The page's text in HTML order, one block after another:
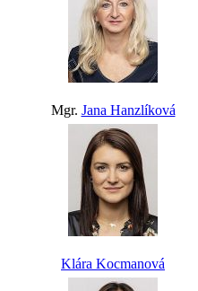
Mgr. Jana Hanzlíková
Klára Kocmanová